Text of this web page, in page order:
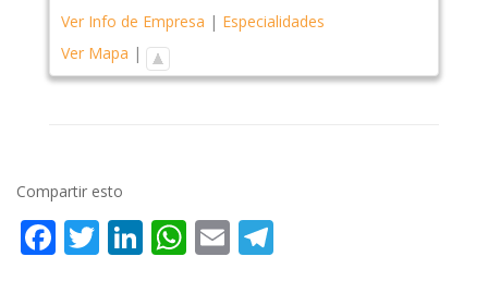
Ver Info de Empresa | Especialidades
Ver Mapa |
Compartir esto
Facebook
Twitter
LinkedIn
WhatsApp
Email